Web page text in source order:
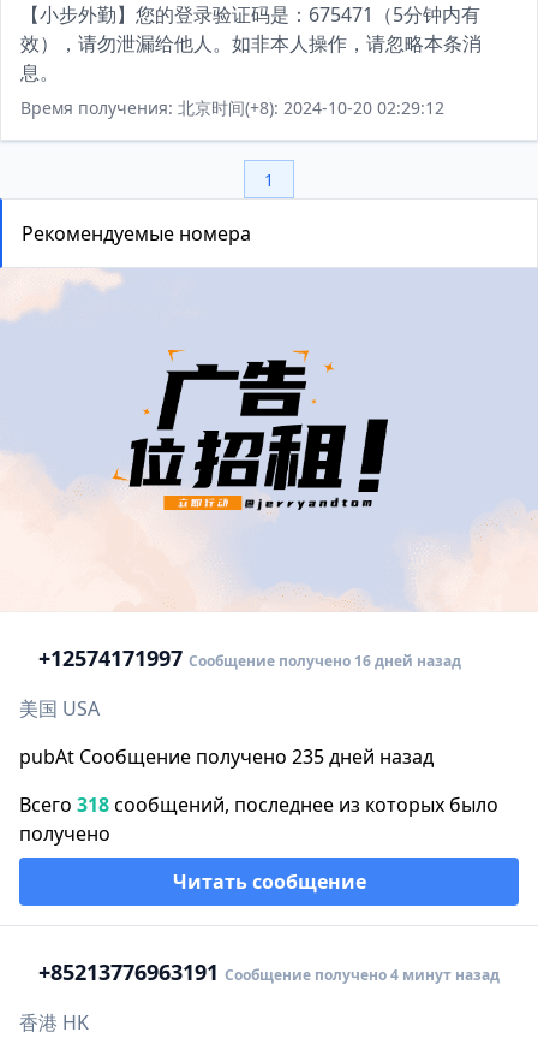
【小步外勤】您的登录验证码是：675471（5分钟内有
效），请勿泄漏给他人。如非本人操作，请忽略本条消
息。
Время получения: 北京时间(+8): 2024-10-20 02:29:12
1
Рекомендуемые номера
+12574171997 Сообщение получено 16 дней назад
美国 USA
pubAt Сообщение получено 235 дней назад
Всего 318сообщений, последнее из которых было
получено
Читать сообщение
+85213776963191 Сообщение получено 4 минут назад
香港 HK